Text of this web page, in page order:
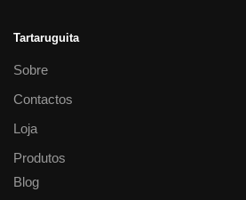
Tartaruguita
Sobre
Contactos
Loja
Produtos
Blog